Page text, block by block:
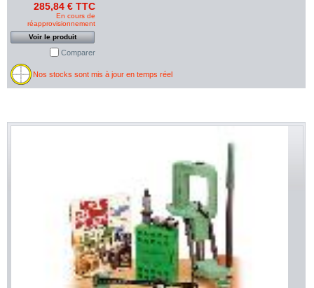
285,84 € TTC
En cours de
réapprovisionnement
Voir le produit
Comparer
Nos stocks sont mis à jour en temps réel